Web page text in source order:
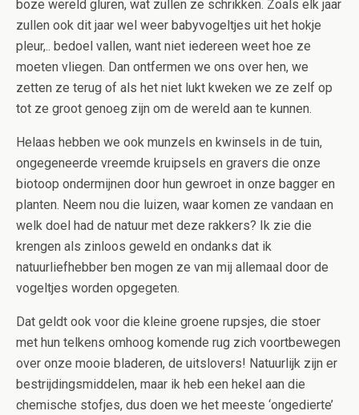
boze wereld gluren, wat zullen ze schrikken. Zoals elk jaar
zullen ook dit jaar wel weer babyvogeltjes uit het hokje
pleur,.. bedoel vallen, want niet iedereen weet hoe ze
moeten vliegen. Dan ontfermen we ons over hen, we
zetten ze terug of als het niet lukt kweken we ze zelf op
tot ze groot genoeg zijn om de wereld aan te kunnen.
Helaas hebben we ook munzels en kwinsels in de tuin,
ongegeneerde vreemde kruipsels en gravers die onze
biotoop ondermijnen door hun gewroet in onze bagger en
planten. Neem nou die luizen, waar komen ze vandaan en
welk doel had de natuur met deze rakkers? Ik zie die
krengen als zinloos geweld en ondanks dat ik
natuurliefhebber ben mogen ze van mij allemaal door de
vogeltjes worden opgegeten.
Dat geldt ook voor die kleine groene rupsjes, die stoer
met hun telkens omhoog komende rug zich voortbewegen
over onze mooie bladeren, de uitslovers! Natuurlijk zijn er
bestrijdingsmiddelen, maar ik heb een hekel aan die
chemische stofjes, dus doen we het meeste ‘ongedierte’